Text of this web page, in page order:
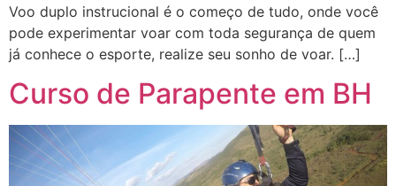
Voo duplo instrucional é o começo de tudo, onde você
pode experimentar voar com toda segurança de quem
já conhece o esporte, realize seu sonho de voar. […]
Curso de Parapente em BH